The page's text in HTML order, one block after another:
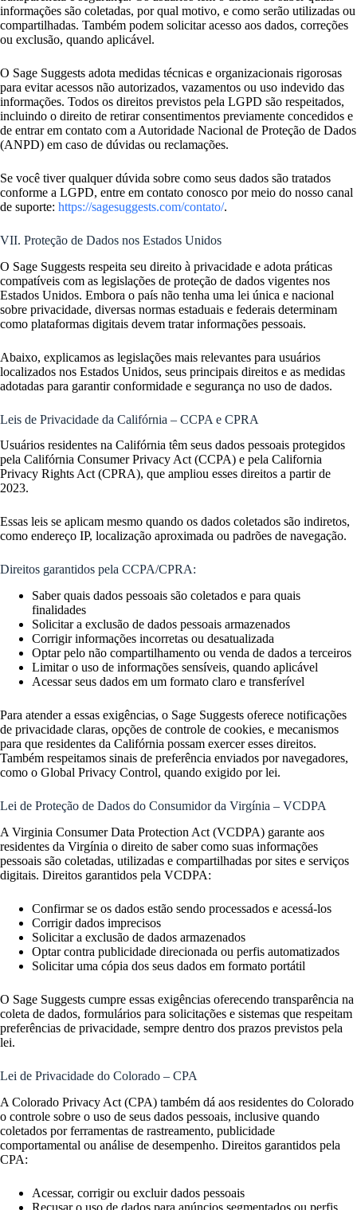
informações são coletadas, por qual motivo, e como serão utilizadas ou
compartilhadas. Também podem solicitar acesso aos dados, correções
ou exclusão, quando aplicável.
O Sage Suggests adota medidas técnicas e organizacionais rigorosas
para evitar acessos não autorizados, vazamentos ou uso indevido das
informações. Todos os direitos previstos pela LGPD são respeitados,
incluindo o direito de retirar consentimentos previamente concedidos e
de entrar em contato com a Autoridade Nacional de Proteção de Dados
(ANPD) em caso de dúvidas ou reclamações.
Se você tiver qualquer dúvida sobre como seus dados são tratados
conforme a LGPD, entre em contato conosco por meio do nosso canal
de suporte: https://sagesuggests.com/contato/.
VII. Proteção de Dados nos Estados Unidos
O Sage Suggests respeita seu direito à privacidade e adota práticas
compatíveis com as legislações de proteção de dados vigentes nos
Estados Unidos. Embora o país não tenha uma lei única e nacional
sobre privacidade, diversas normas estaduais e federais determinam
como plataformas digitais devem tratar informações pessoais.
Abaixo, explicamos as legislações mais relevantes para usuários
localizados nos Estados Unidos, seus principais direitos e as medidas
adotadas para garantir conformidade e segurança no uso de dados.
Leis de Privacidade da Califórnia – CCPA e CPRA
Usuários residentes na Califórnia têm seus dados pessoais protegidos
pela Califórnia Consumer Privacy Act (CCPA) e pela California
Privacy Rights Act (CPRA), que ampliou esses direitos a partir de
2023.
Essas leis se aplicam mesmo quando os dados coletados são indiretos,
como endereço IP, localização aproximada ou padrões de navegação.
Direitos garantidos pela CCPA/CPRA:
Saber quais dados pessoais são coletados e para quais
finalidades
Solicitar a exclusão de dados pessoais armazenados
Corrigir informações incorretas ou desatualizada
Optar pelo não compartilhamento ou venda de dados a terceiros
Limitar o uso de informações sensíveis, quando aplicável
Acessar seus dados em um formato claro e transferível
Para atender a essas exigências, o Sage Suggests oferece notificações
de privacidade claras, opções de controle de cookies, e mecanismos
para que residentes da Califórnia possam exercer esses direitos.
Também respeitamos sinais de preferência enviados por navegadores,
como o Global Privacy Control, quando exigido por lei.
Lei de Proteção de Dados do Consumidor da Virgínia – VCDPA
A Virginia Consumer Data Protection Act (VCDPA) garante aos
residentes da Virgínia o direito de saber como suas informações
pessoais são coletadas, utilizadas e compartilhadas por sites e serviços
digitais. Direitos garantidos pela VCDPA:
Confirmar se os dados estão sendo processados e acessá-los
Corrigir dados imprecisos
Solicitar a exclusão de dados armazenados
Optar contra publicidade direcionada ou perfis automatizados
Solicitar uma cópia dos seus dados em formato portátil
O Sage Suggests cumpre essas exigências oferecendo transparência na
coleta de dados, formulários para solicitações e sistemas que respeitam
preferências de privacidade, sempre dentro dos prazos previstos pela
lei.
Lei de Privacidade do Colorado – CPA
A Colorado Privacy Act (CPA) também dá aos residentes do Colorado
o controle sobre o uso de seus dados pessoais, inclusive quando
coletados por ferramentas de rastreamento, publicidade
comportamental ou análise de desempenho. Direitos garantidos pela
CPA:
Acessar, corrigir ou excluir dados pessoais
Recusar o uso de dados para anúncios segmentados ou perfis